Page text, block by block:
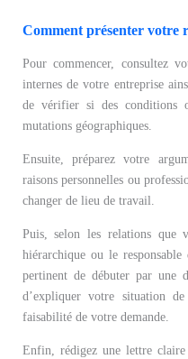
Comment présenter votre
Pour commencer, consultez
internes de votre entreprise
de vérifier si des conditions
mutations géographiques.
Ensuite, préparez votre
raisons personnelles ou
changer de lieu de travail.
Puis, selon les relations que
hiérarchique ou le
pertinent de débuter par une
d’expliquer votre situation
faisabilité de votre demande.
Enfin, rédigez une lettre